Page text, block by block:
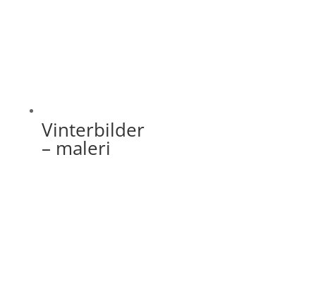
Vinterbilder
– maleri